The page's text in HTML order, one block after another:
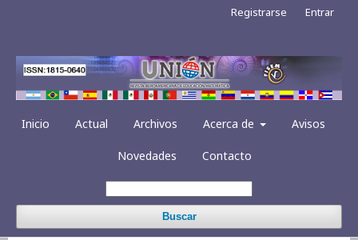
Inicio Actual Archivos Acerca de Avisos
Novedades Contacto
Buscar
Registrarse Entrar